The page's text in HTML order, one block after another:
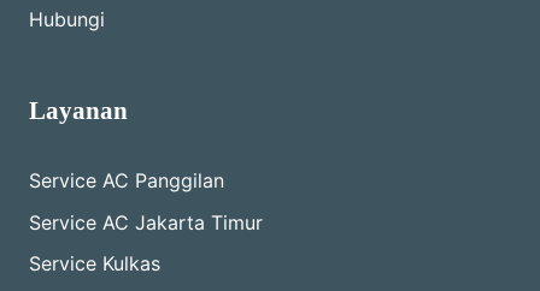
Hubungi
Layanan
Service AC Panggilan
Service AC Jakarta Timur
Service Kulkas